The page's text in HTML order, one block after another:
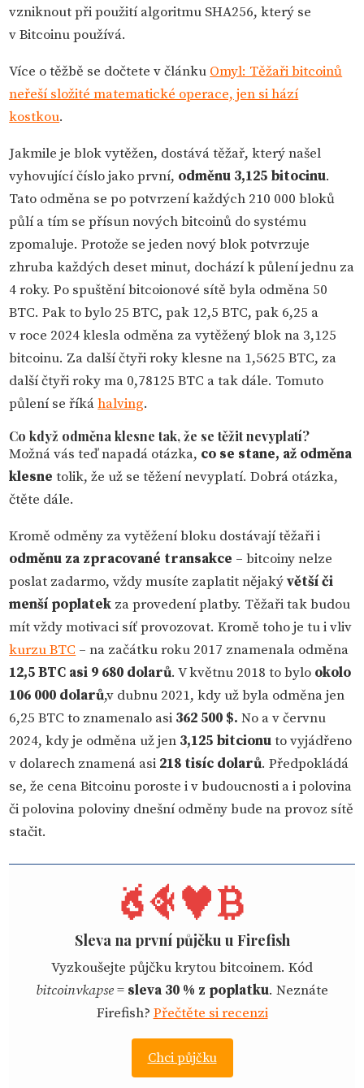
vzniknout při použití algoritmu SHA256, který se
v Bitcoinu používá.
Více o těžbě se dočtete v článku Omyl: Těžaři bitcoinů
neřeší složité matematické operace, jen si hází
kostkou.
Jakmile je blok vytěžen, dostává těžař, který našel
vyhovující číslo jako první, odměnu 3,125 bitocinu.
Tato odměna se po potvrzení každých 210 000 bloků
půlí a tím se přísun nových bitcoinů do systému
zpomaluje. Protože se jeden nový blok potvrzuje
zhruba každých deset minut, dochází k půlení jednu za
4 roky. Po spuštění bitcoionové sítě byla odměna 50
BTC. Pak to bylo 25 BTC, pak 12,5 BTC, pak 6,25 a
v roce 2024 klesla odměna za vytěžený blok na 3,125
bitcoinu. Za další čtyři roky klesne na 1,5625 BTC, za
další čtyři roky ma 0,78125 BTC a tak dále. Tomuto
půlení se říkáhalving.
Co když odměna klesne tak, že se těžit nevyplatí?
Možná vás teď napadá otázka, co se stane, až odměna
klesne tolik, že už se těžení nevyplatí. Dobrá otázka,
čtěte dále.
Kromě odměny za vytěžení bloku dostávají těžaři i
odměnu za zpracované transakce – bitcoiny nelze
poslat zadarmo, vždy musíte zaplatit nějakývětší či
menší poplatek za provedení platby. Těžaři tak budou
mít vždy motivaci síť provozovat. Kromě toho je tu i vliv
kurzu BTC – na začátku roku 2017 znamenala odměna
12,5 BTC asi 9 680 dolarů. V květnu 2018 to bylo okolo
106 000 dolarů,v dubnu 2021, kdy už byla odměna jen
6,25 BTC to znamenalo asi 362 500 $.No a v červnu
2024, kdy je odměna už jen 3,125 bitcionuto vyjádřeno
v dolarech znamená asi 218 tisíc dolarů. Předpokládá
se, že cena Bitcoinu poroste i v budoucnosti a i polovina
či polovina poloviny dnešní odměny bude na provoz sítě
stačit.
Sleva na první půjčku u Firefish
Vyzkoušejte půjčku krytou bitcoinem. Kód
bitcoinvkapse= sleva 30 % z poplatku. Neznáte
Firefish? Přečtěte si recenzi
Chci půjčku